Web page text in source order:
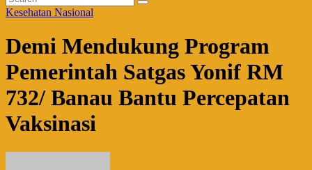
Kesehatan Nasional
Demi Mendukung Program
Pemerintah Satgas Yonif RM
732/ Banau Bantu Percepatan
Vaksinasi